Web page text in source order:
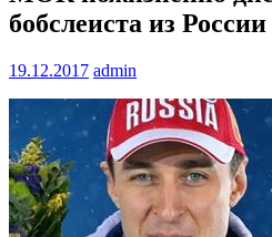
бобслеиста из России
19.12.2017 admin